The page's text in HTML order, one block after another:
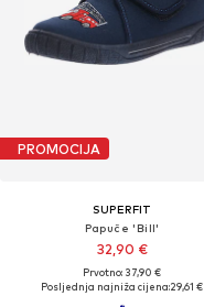
PROMOCIJA
SUPERFIT
Papuče 'Bill'
32,90 €
Prvotno: 37,90 €
Posljednja najniža cijena:29,61 €